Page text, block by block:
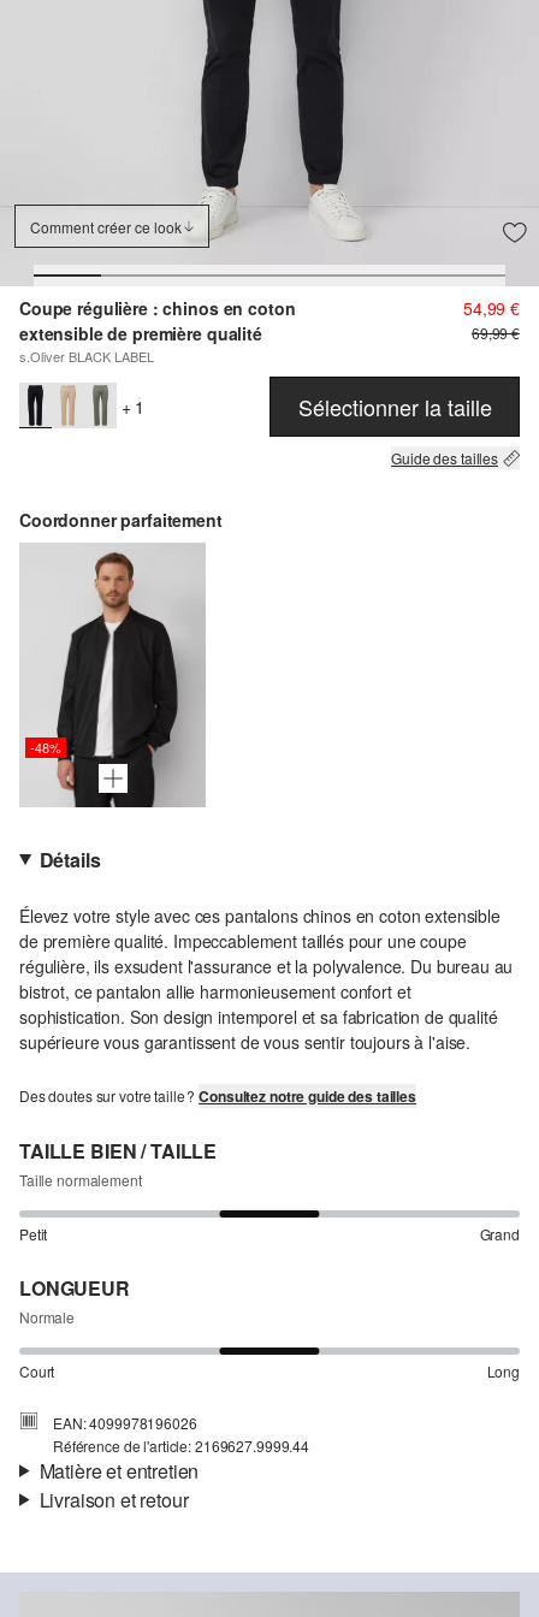
Comment créer ce look
Coupe régulière : chinos en coton
extensible de première qualité
s.Oliver BLACK LABEL
54,99 €
69,99 €
+ 1 Sélectionner la taille
Guide des tailles
Coordonner parfaitement
-48%
Détails
Élevez votre style avec ces pantalons chinos en coton extensible
de première qualité. Impeccablement taillés pour une coupe
régulière, ils exsudent l'assurance et la polyvalence. Du bureau au
bistrot, ce pantalon allie harmonieusement confort et
sophistication. Son design intemporel et sa fabrication de qualité
supérieure vous garantissent de vous sentir toujours à l'aise.
Des doutes sur votre taille ?Consultez notre guide des tailles
TAILLE BIEN / TAILLE
Taille normalement
Petit Grand
LONGUEUR
Normale
Court Long
EAN: 4099978196026
Référence de l'article: 2169627.9999.44
Matière et entretien
Livraison et retour
Ta commande sera expédiée par Colissimo dans un délai de 4 à 5